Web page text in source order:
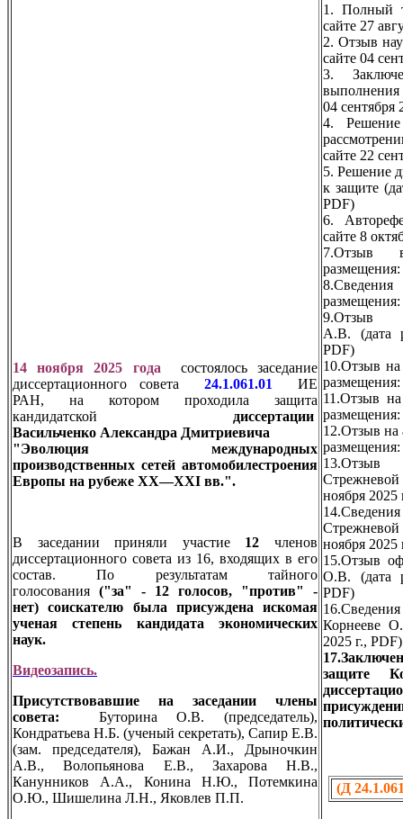
14 ноября 2025 года состоялось заседание
диссертационного совета 24.1.061.01
ИЕ
РАН, на котором проходила защита
кандидатской диссертации
Васильченко Александра Дмитриевича
"Эволюция международных
производственных сетей автомобилестроения
Европы на рубеже XX—XXI вв.".
В заседании приняли участие 12 членов
диссертационного совета из 16, входящих в его
состав. По результатам тайного
голосования ("за" - 12 голосов, "против" -
нет)
соискателю была присуждена искомая
ученая степень кандидата экономических
наук.
Видеозапись.
Присутствовавшие на заседании члены
совета: Буторина О.В. (председатель),
Кондратьева Н.Б. (ученый секретать), Сапир Е.В.
(зам. председателя), Бажан А.И., Дрыночкин
А.В., Волопьянова Е.В., Захарова Н.В.,
Канунников А.А., Конина Н.Ю., Потемкина
О.Ю., Шишелина Л.Н., Яковлев П.П.
1. Полный
сайте 27
2. Отзыв
сайте 04
3.
выполнения
04
4. Решение
сайте 22
5. Решение
к защите
PDF)
6.
сайте 8
7.Отзыв
9.Отзыв
А.В. (дата
PDF)
​​​​​​​10.Отзыв на
11.Отзыв
12.Отзыв на
13.Отзыв
ноября 2025
ноября 2025
15.Отзыв
О.В. (дата
PDF)
Корнееве
2025 г.,
защите
(Д